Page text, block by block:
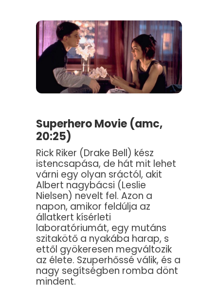
Superhero Movie (amc,
20:25)
Rick Riker (Drake Bell) kész
istencsapása, de hát mit lehet
várni egy olyan sráctól, akit
Albert nagybácsi (Leslie
Nielsen) nevelt fel. Azon a
napon, amikor feldúlja az
állatkert kísérleti
laboratóriumát, egy mutáns
szitakötő a nyakába harap, s
ettől gyökeresen megváltozik
az élete. Szuperhőssé válik, és a
nagy segítségben romba dönt
mindent.